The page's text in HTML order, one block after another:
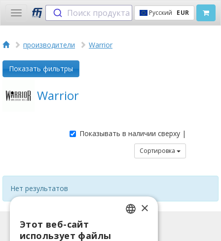
Toggle
navigation
Поиск продукта Русский EUR
производители Warrior
Показать фильтры
Warrior
Показывать в наличии сверху |
Сортировка
Нет результатов
Информация
×
Этот веб-сайт
использует файлы